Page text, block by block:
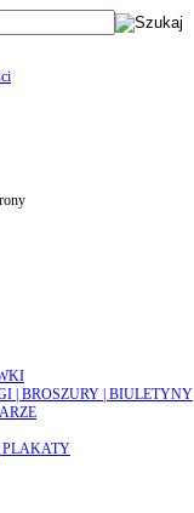
| BROSZURY | BIULETYNY